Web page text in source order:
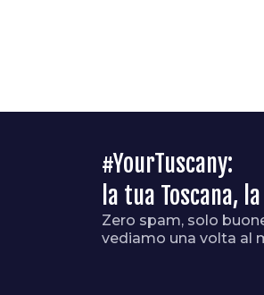
#YourTuscany:
la tua Toscana,
Zero spam, solo
vediamo una volta al